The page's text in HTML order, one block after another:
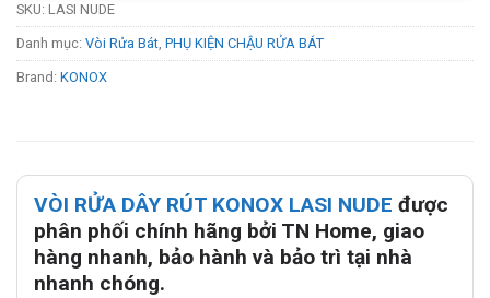
SKU: LASI NUDE
Danh mục: Vòi Rửa Bát, PHỤ KIỆN CHẬU RỬA BÁT
Brand: KONOX
VÒI RỬA DÂY RÚT KONOX LASI NUDE được
phân phối chính hãng bởi TN Home, giao
hàng nhanh, bảo hành và bảo trì tại nhà
nhanh chóng.